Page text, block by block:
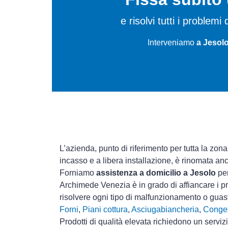
e risolvi tutti i problemi
Interveniamo a
L’azienda, punto di riferimento per tutta la
incasso e a libera installazione, è rinomata
Forniamo assistenza a domicilio a Jesolo
Archimede Venezia è in grado di affiancare i
risolvere ogni tipo di malfunzionamento o
Forni, Piani cottura, Asciugabiancheria,
Prodotti di qualità elevata richiedono un